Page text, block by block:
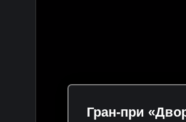
Гран-при